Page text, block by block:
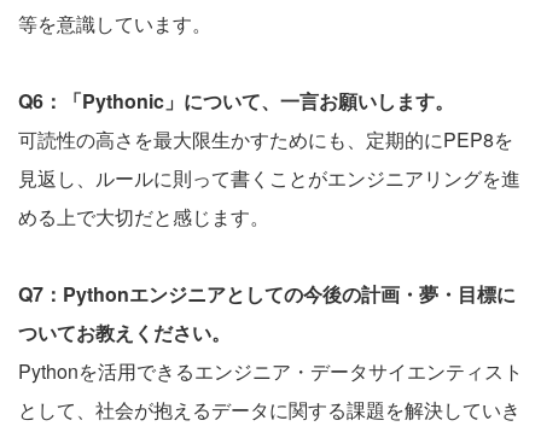
等を意識しています。
Q6：「Pythonic」について、一言お願いします。
可読性の高さを最大限生かすためにも、定期的にPEP8を
見返し、ルールに則って書くことがエンジニアリングを進
める上で大切だと感じます。
Q7：Pythonエンジニアとしての今後の計画・夢・目標に
ついてお教えください。
Pythonを活用できるエンジニア・データサイエンティスト
として、社会が抱えるデータに関する課題を解決していき